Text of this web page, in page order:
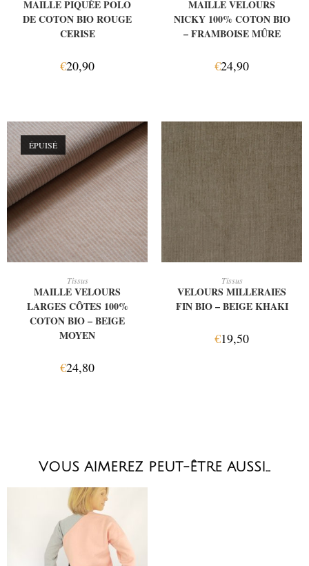
MAILLE PIQUÉE POLO
DE COTON BIO ROUGE
CERISE
€20,90
MAILLE VELOURS
NICKY 100% COTON BIO
– FRAMBOISE MÛRE
€24,90
ÉPUISÉ
Tissus
MAILLE VELOURS
LARGES CÔTES 100%
COTON BIO – BEIGE
MOYEN
€24,80
Tissus
VELOURS MILLERAIES
FIN BIO – BEIGE KHAKI
€19,50
VOUS AIMEREZ PEUT-ÊTRE AUSSI…